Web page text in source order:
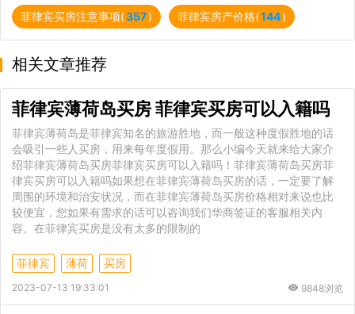
菲律宾买房注意事项(357) 菲律宾房产价格(144)
相关文章推荐
菲律宾薄荷岛买房 菲律宾买房可以入籍吗
菲律宾薄荷岛是菲律宾知名的旅游胜地，而一般这种度假胜地的话
会吸引一些人买房，用来每年度假用。那么小编今天就来给大家介
绍菲律宾薄荷岛买房菲律宾买房可以入籍吗！菲律宾薄荷岛买房菲
律宾买房可以入籍吗如果想在菲律宾薄荷岛买房的话，一定要了解
周围的环境和治安状况，而在菲律宾薄荷岛买房价格相对来说也比
较便宜，您如果有需求的话可以咨询我们华商签证的客服相关内
容。在菲律宾买房是没有太多的限制的
菲律宾 薄荷 买房
2023-07-13 19:33:01 9848浏览